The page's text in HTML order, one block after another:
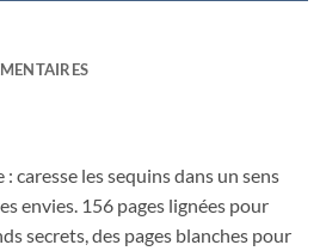
caresse les sequins dans un sens
envies. 156 pages lignées pour
secrets, des pages blanches pour